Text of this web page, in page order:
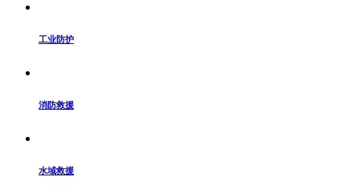
工业防护
消防救援
水域救援